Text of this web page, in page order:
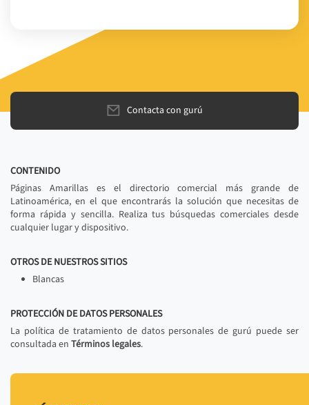
Contacta con gurú
CONTENIDO
Páginas Amarillas es el directorio comercial más grande de
Latinoamérica, en el que encontrarás la solución que necesitas de
forma rápida y sencilla. Realiza tus búsquedas comerciales desde
cualquier lugar y dispositivo.
OTROS DE NUESTROS SITIOS
Blancas
PROTECCIÓN DE DATOS PERSONALES
La política de tratamiento de datos personales de gurú puede ser
consultada en Términos legales.